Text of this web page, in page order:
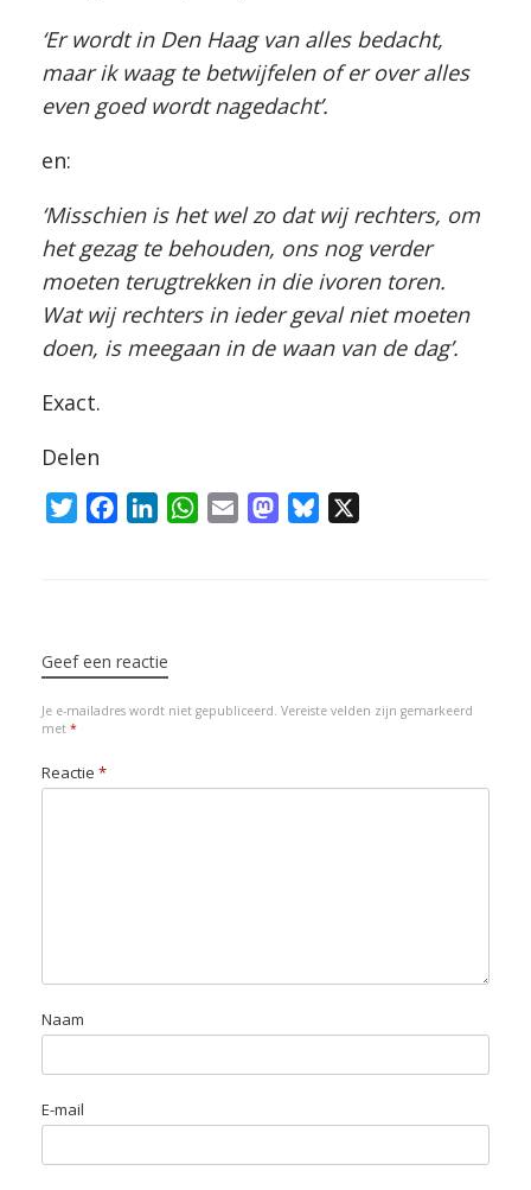
‘Er wordt in Den Haag van alles bedacht,
maar ik waag te betwijfelen of er over alles
even goed wordt nagedacht’.
en:
‘Misschien is het wel zo dat wij rechters, om
het gezag te behouden, ons nog verder
moeten terugtrekken in die ivoren toren.
Wat wij rechters in ieder geval niet moeten
doen, is meegaan in de waan van de dag’.
Exact.
Delen
e
o
k
d
n
W
p
M
n
Geef een reactie
Je e-mailadres wordt niet gepubliceerd. Vereiste velden zijn gemarkeerd
met *
Reactie *
Naam
E-mail